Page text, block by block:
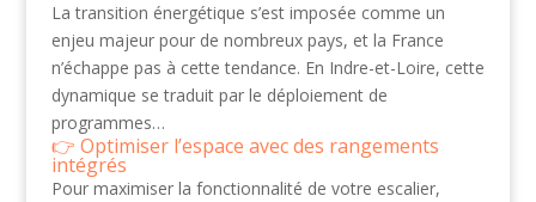
La transition énergétique s’est imposée comme un
enjeu majeur pour de nombreux pays, et la France
n’échappe pas à cette tendance. En Indre-et-Loire, cette
dynamique se traduit par le déploiement de
programmes…
Optimiser l’espace avec des rangements
intégrés
Pour maximiser la fonctionnalité de votre escalier,